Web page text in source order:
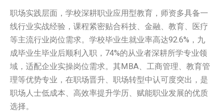
职场实践层面，学校深耕职业应用型教育，师资多具备一
线行业实战经验，课程紧密贴合科技、金融、教育、医疗
等主流行业岗位需求。学校毕业生就业率高达92.6%，九
成毕业生毕业后顺利入职，74%的从业者深耕所学专业领
域，适配企业实操岗位需求。其MBA、工商管理、教育管
理等优势专业，在职场晋升、职场转型中认可度突出，是
职场人士低成本、高效率提升学历、赋能职业发展的优质
选择。